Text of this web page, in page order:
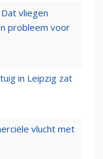
vliegen
probleem voor
in Leipzig zat
vlucht met